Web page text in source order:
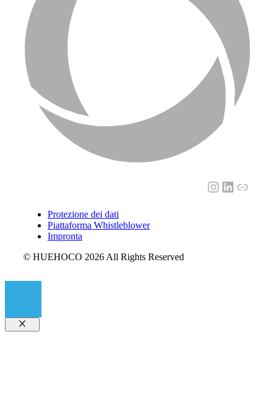
Instagram
Link
Protezione dei dati
Piattaforma Whistleblower
Impronta
© HUEHOCO 2026 All Rights Reserved
Chiudi